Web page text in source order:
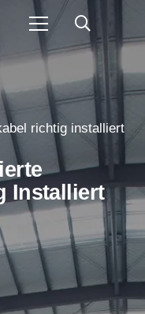
richtig installiert
Installiert